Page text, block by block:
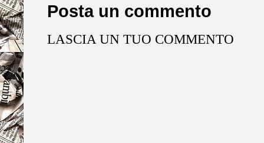
Posta un commento
LASCIA UN TUO COMMENTO